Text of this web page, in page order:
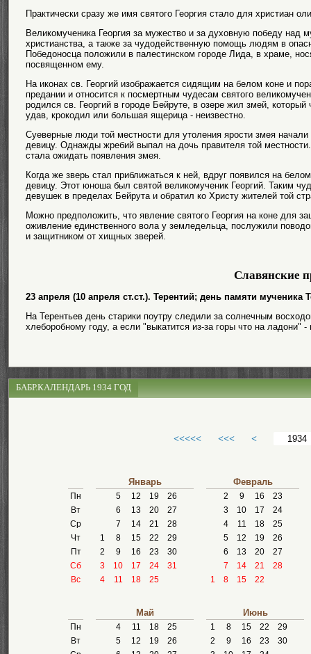
Практически сразу же имя святого Георгия стало для христиан
Великомученика Георгия за мужество и за духовную победу над
христианства, а также за чудодейственную помощь людям в
Победоносца положили в палестинском городе Лида, в храме,
посвященном ему.
На иконах св. Георгий изображается сидящим на белом коне и
предании и относится к посмертным чудесам святого
родился св. Георгий в городе Бейруте, в озере жил змей,
удав, крокодил или большая ящерица - неизвестно.
Суеверные люди той местности для утоления ярости змея
девицу. Однажды жребий выпал на дочь правителя той
стала ожидать появления змея.
Когда же зверь стал приближаться к ней, вдруг появился на
девицу. Этот юноша был святой великомученик Георгий. Таким
девушек в пределах Бейрута и обратил ко Христу жителей той
Можно предположить, что явление святого Георгия на коне для
оживление единственного вола у земледельца, послужили
и защитником от хищных зверей.
Славянские
23 апреля (10 апреля ст.ст.). Терентий; день памяти мученика
На Терентьев день старики поутру следили за солнечным
хлеборобному году, а если "выкатится из-за горы что на ладони"
БАБР.КАЛЕНДАРЬ 1934 ГОД
<<<<< <<< <
Пн
Вт
Ср
Чт
Пт
Сб
Вс
Январь
5 12 19
26
6
13 20
27
7
14 21
28
1
8 15 22
29
2
9 16 23
30
3
10 17 24
31
4
11 18 25
Февраль
2 9 16
23
3
10 17
24
4
11 18
25
5
12 19
26
6
13 20
27
7
14 21
28
1
8 15 22
Пн
Вт
Май
4 11 18
25
5
12 19
26
Июнь
1 8 15 22
29
2
9 16 23
30